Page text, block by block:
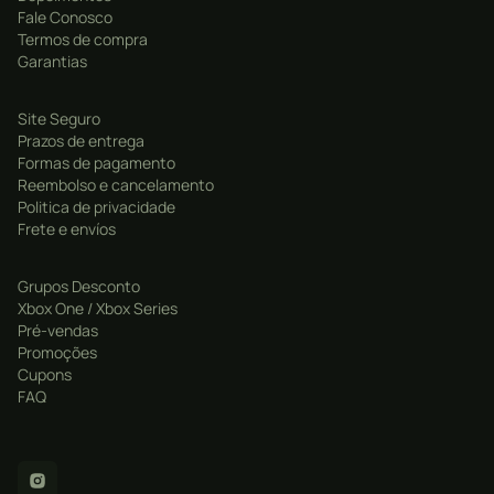
interligadas e decisões que impactam o mundo ao
seu redor.
ganhar poder ou tente seguir um caminho mais ético
— cada escolha tem consequências.
Combate Estratégico: Use habilidades sobrenaturais,
armas corpo a corpo e à distância em combates
Evolução de Personagem: Desenvolva seus poderes
vampíricos e habilidades conforme seu estilo de jogo.
Ambientação Imersiva: Uma cidade envolvente,
sombria e detalhada, fiel ao período histórico, com
Mídia Digital com Economia Garantida
Fale Conosco
Termos de compra
Garantias
Site Seguro
Prazos de entrega
Formas de pagamento
Reembolso e cancelamento
Politica de privacidade
Frete e envíos
Grupos Desconto
Xbox One / Xbox Series
Pré-vendas
Promoções
Cupons
FAQ